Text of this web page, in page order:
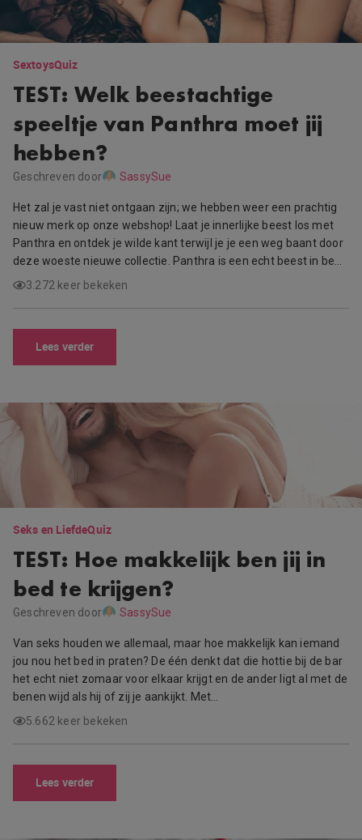
SextoysQuiz
TEST: Welk beestachtige
speeltje van Panthra moet jij
hebben?
Geschreven door SassySue
Het zal je vast niet ontgaan zijn; we hebben weer een prachtig
nieuw merk op onze webshop! Laat je innerlijke beest los met
Panthra en ontdek je wilde kant terwijl je je een weg baant door
deze woeste nieuwe collectie. Panthra is een echt beest in be…
3.272 keer bekeken
Lees verder
Seks en LiefdeQuiz
TEST: Hoe makkelijk ben jij in
bed te krijgen?
Geschreven door SassySue
Van seks houden we allemaal, maar hoe makkelijk kan iemand
jou nou het bed in praten? De één denkt dat die hottie bij de bar
het echt niet zomaar voor elkaar krijgt en de ander ligt al met de
benen wijd als hij of zij je aankijkt. Met…
5.662 keer bekeken
Lees verder